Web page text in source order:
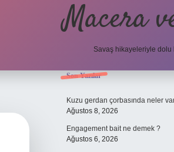
Macera
Savaş hikayeleriyle dolu
Sidebar
Son Yazılar
Kuzu gerdan çorbasında neler
Ağustos 8, 2026
Engagement bait ne demek ?
Ağustos 6, 2026